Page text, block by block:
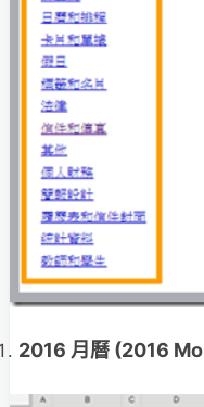
2016 月曆 (2016